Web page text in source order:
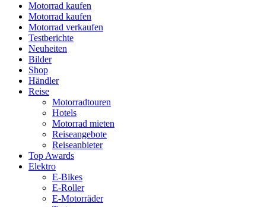
Motorrad kaufen
Motorrad kaufen
Motorrad verkaufen
Testberichte
Neuheiten
Bilder
Shop
Händler
Reise
Motorradtouren
Hotels
Motorrad mieten
Reiseangebote
Reiseanbieter
Top Awards
Elektro
E-Bikes
E-Roller
E-Motorräder